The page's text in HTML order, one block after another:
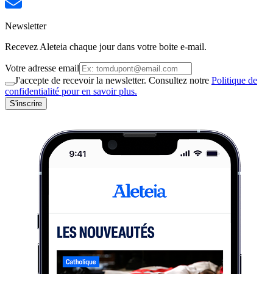
Newsletter
Recevez Aleteia chaque jour dans votre boite e-mail.
Votre adresse email
J'accepte de recevoir la newsletter. Consultez notre Politique de
confidentialité pour en savoir plus.
S'inscrire